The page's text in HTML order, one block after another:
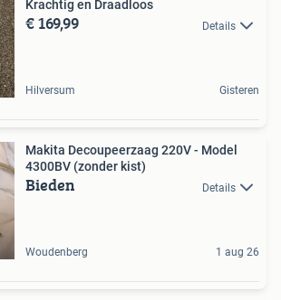
Krachtig en Draadloos
€ 169,99 Details
Hilversum Gisteren
Makita Decoupeerzaag 220V - Model
4300BV (zonder kist)
Bieden Details
Woudenberg 1 aug 26